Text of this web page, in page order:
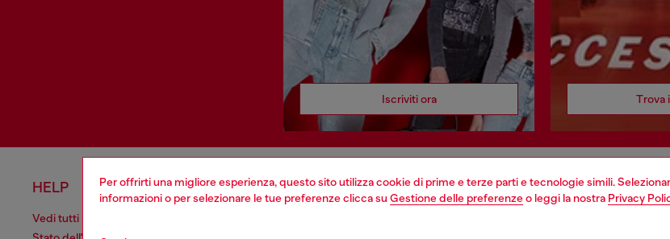
Per offrirti una migliore esperienza, questo sito utilizza cookie di prime e terze parti e tecnologie simili.
informazioni o per selezionare le tue preferenze clicca su Gestione delle preferenzeo leggi la nostra Privacy
Iscriviti ora Trova
HELP
Vedi tutti
AREA LEGAL WORLD OF